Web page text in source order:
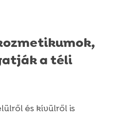
a téli
és kívülről is